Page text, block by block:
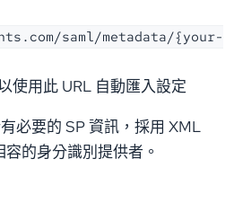
saml/metadata/{your-
使用此 URL 自動匯入設定
必要的 SP 資訊，採用 XML
的身分識別提供者。